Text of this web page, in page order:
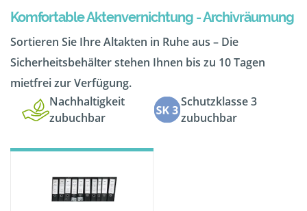
Komfortable Aktenvernichtung - Archivräumung
Sortieren Sie Ihre Altakten in Ruhe aus – Die
Sicherheitsbehälter stehen Ihnen bis zu 10 Tagen
mietfrei zur Verfügung.
Nachhaltigkeit
zubuchbar
Schutzklasse 3
zubuchbar